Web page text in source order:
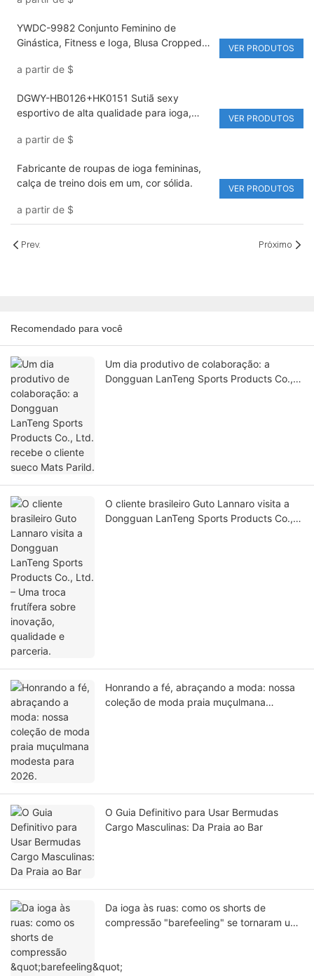
YWDC-9982 Conjunto Feminino de
Ginástica, Fitness e Ioga, Blusa Cropped
na Gola e Cintura Elástica, Calça Legging
Atividades Físicas.
a partir de $
VER PRODUTOS
DGWY-HB0126+HK0151 Sutiã sexy
esportivo de alta qualidade para ioga,
feminina de duas peças
a partir de $
VER PRODUTOS
Fabricante de roupas de ioga femininas,
calça de treino dois em um, cor sólida.
a partir de $
VER PRODUTOS
Prev. Próximo
Recomendado para você
Um dia produtivo de colaboração: a
Dongguan LanTeng Sports Products Co.,
O cliente brasileiro Guto Lannaro visita a
Dongguan LanTeng Sports Products Co.,
Honrando a fé, abraçando a moda: nossa
coleção de moda praia muçulmana
O Guia Definitivo para Usar Bermudas
Cargo Masculinas: Da Praia ao Bar
Da ioga às ruas: como os shorts de
compressão "barefeeling" se tornaram um